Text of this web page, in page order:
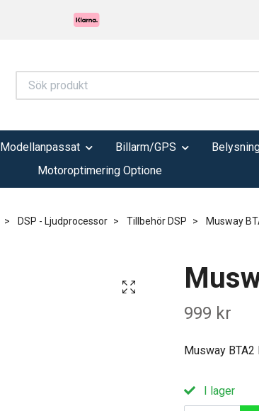
Modellanpassat Billarm/GPS
Motoroptimering Optione
DSP - Ljudprocessor Tillbehör DSP Musway
999 kr
Musway
I lager